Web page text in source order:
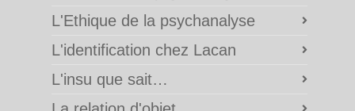
L'Ethique de la psychanalyse
L'identification chez Lacan
L'insu que sait…